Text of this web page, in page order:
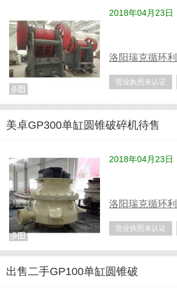
2018年04月23日
洛阳瑞克循环
营业执照未认证
美卓GP300单缸圆锥破碎机待售
2018年04月23日
洛阳瑞克循环
营业执照未认证
出售二手GP100单缸圆锥破